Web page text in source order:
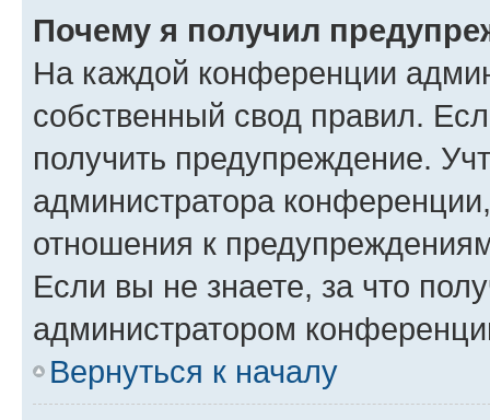
Почему я получил
На каждой конференции
собственный свод правил.
получить предупреждение.
администратора
отношения к
Если вы не знаете, за что
администратором
Вернуться к началу